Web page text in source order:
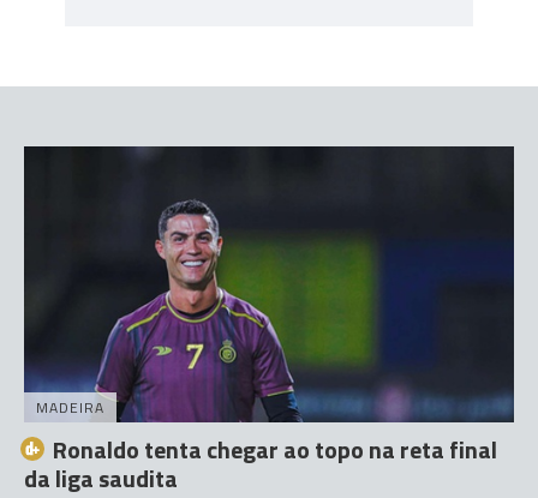
MADEIRA
Ronaldo tenta chegar ao topo na reta final
da liga saudita